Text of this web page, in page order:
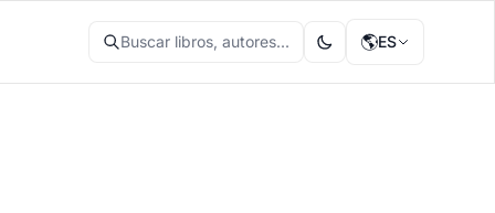
Buscar libros, autores... 🌎ES